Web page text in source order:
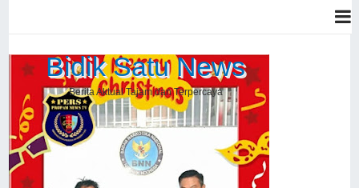
Bidik Satu News
Berita Aktual Tajam dan Terpercaya